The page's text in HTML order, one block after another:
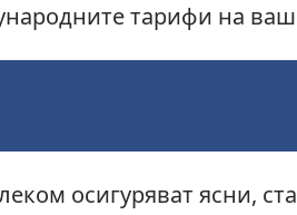
тарифи на
осигуряват ясни,